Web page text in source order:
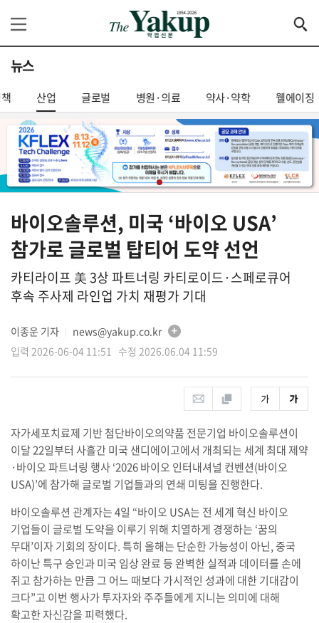
뉴스
산업 글로벌 병원·의료 약사·약학 웰에이징
바이오솔루션, 미국 ‘바이오 USA’
참가로 글로벌 탑티어 도약 선언
카티라이프 美 3상 파트너링 카티로이드·스페로큐어
후속 주사제 라인업 가치 재평가 기대
이종운 기자
news@yakup.co.kr
입력 2026-06-04 11:51 수정 2026.06.04 11:59
자가세포치료제 기반 첨단바이오의약품 전문기업 바이오솔루션이
이달 22일부터 사흘간 미국 샌디에이고에서 개최되는 세계 최대 제약
·바이오 파트너링 행사 ‘2026 바이오 인터내셔널 컨벤션(바이오
USA)’에 참가해 글로벌 기업들과의 연쇄 미팅을 진행한다.
바이오솔루션 관계자는 4일 “바이오 USA는 전 세계 혁신 바이오
기업들이 글로벌 도약을 이루기 위해 치열하게 경쟁하는 ‘꿈의
무대’이자 기회의 장이다. 특히 올해는 단순한 가능성이 아닌, 중국
하이난 특구 승인과 미국 임상 완료 등 완벽한 실적과 데이터를 손에
쥐고 참가하는 만큼 그 어느 때보다 가시적인 성과에 대한 기대감이
크다”고 이번 행사가 투자자와 주주들에게 지니는 의미에 대해
확고한 자신감을 피력했다.